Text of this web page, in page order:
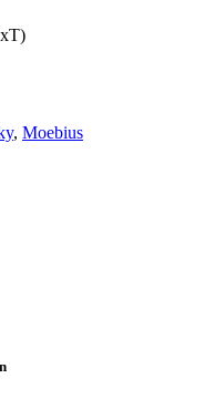
, Moebius